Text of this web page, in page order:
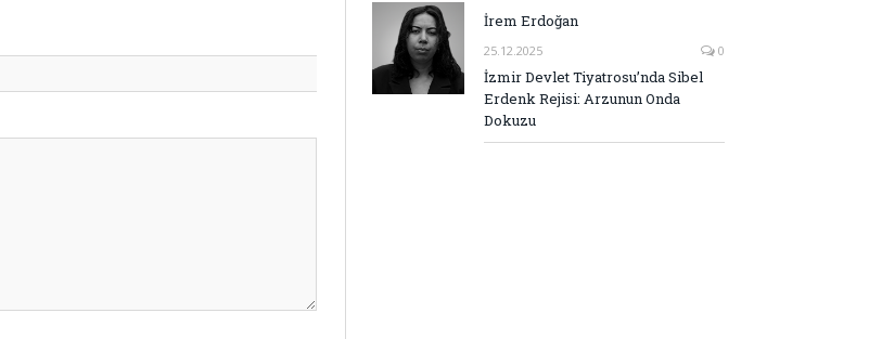
İrem Erdoğan
25.12.2025 0
İzmir Devlet Tiyatrosu’nda Sibel
Erdenk Rejisi: Arzunun Onda
Dokuzu